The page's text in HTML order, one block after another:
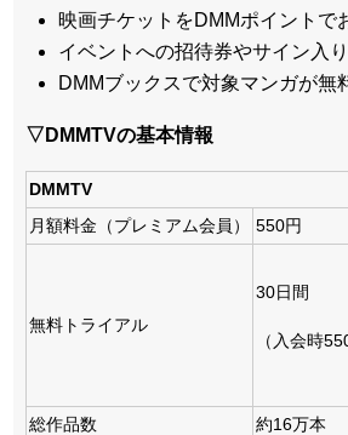
映画チケットをDMMポイントで
イベントへの招待券やサイン入
DMMブックスで対象マンガが無
▽DMMTVの基本情報
DMMTV
月額料金（プレミアム会員）
550円
無料トライアル
30日間
（入会時
総作品数
約16万本